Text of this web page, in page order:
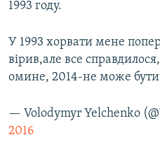
1993 году.
У 1993 хорвати мене
вірив,але все
омине, 2014-не може
— Volodymyr Yelchenko
2016